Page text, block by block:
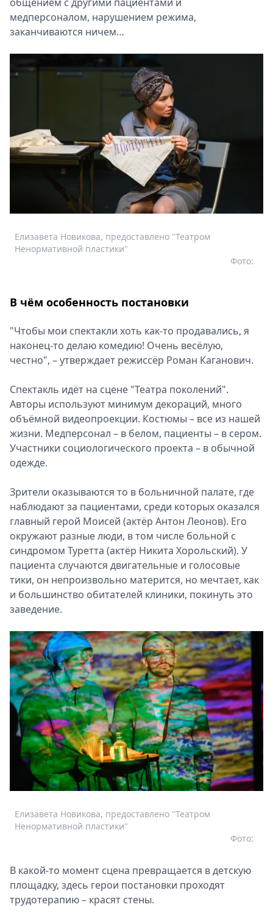
медперсоналом, нарушением режима,
заканчиваются ничем…
Елизавета Новикова, предоставлено "Театром
Ненормативной пластики"
Фото:
В чём особенность постановки
"Чтобы мои спектакли хоть как-то продавались, я
наконец-то делаю комедию! Очень весёлую,
честно", – утверждает режиссёр Роман Каганович.
Спектакль идёт на сцене "Театра поколений".
Авторы используют минимум декораций, много
объёмной видеопроекции. Костюмы – все из нашей
жизни. Медперсонал – в белом, пациенты – в сером.
Участники социологического проекта – в обычной
одежде.
Зрители оказываются то в больничной палате, где
наблюдают за пациентами, среди которых оказался
главный герой Моисей (актёр Антон Леонов). Его
окружают разные люди, в том числе больной с
синдромом Туретта (актёр Никита Хорольский). У
пациента случаются двигательные и голосовые
тики, он непроизвольно матерится, но мечтает, как
и большинство обитателей клиники, покинуть это
заведение.
Елизавета Новикова, предоставлено "Театром
Ненормативной пластики"
Фото:
В какой-то момент сцена превращается в детскую
площадку, здесь герои постановки проходят
трудотерапию – красят стены.